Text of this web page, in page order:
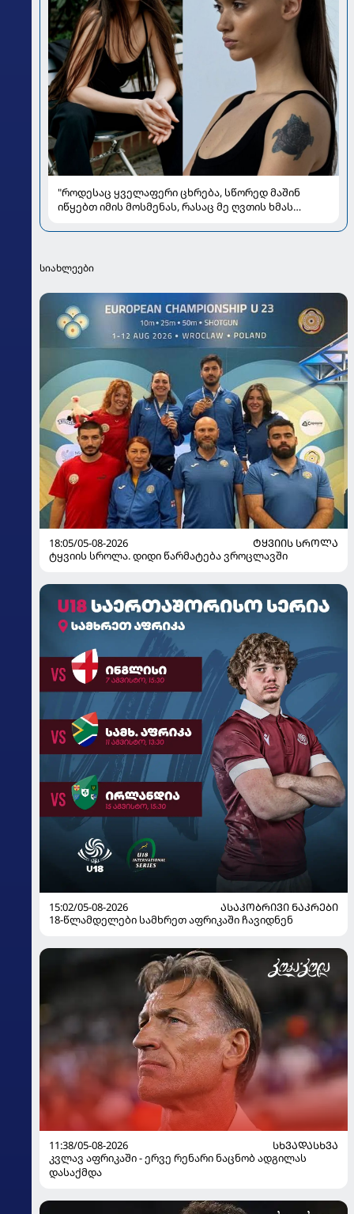
"როდესაც ყველაფერი ცხრება, სწორედ მაშინ
იწყებთ იმის მოსმენას, რასაც მე ღვთის ხმას
საზოგადოებას
სიახლეები
18:05/05-08-2026
ᲢᲧᲕᲘᲘᲡ ᲡᲠᲝᲚᲐ
ტყვიის სროლა. დიდი წარმატება ვროცლავში
15:02/05-08-2026
ᲐᲡᲐᲙᲝᲑᲠᲘᲕᲘ ᲜᲐᲙᲠᲔᲑᲘ
18-წლამდელები სამხრეთ აფრიკაში ჩავიდნენ
11:38/05-08-2026
ᲡᲮᲕᲐᲓᲐᲡᲮᲕᲐ
კვლავ აფრიკაში - ერვე რენარი ნაცნობ ადგილას
დასაქმდა